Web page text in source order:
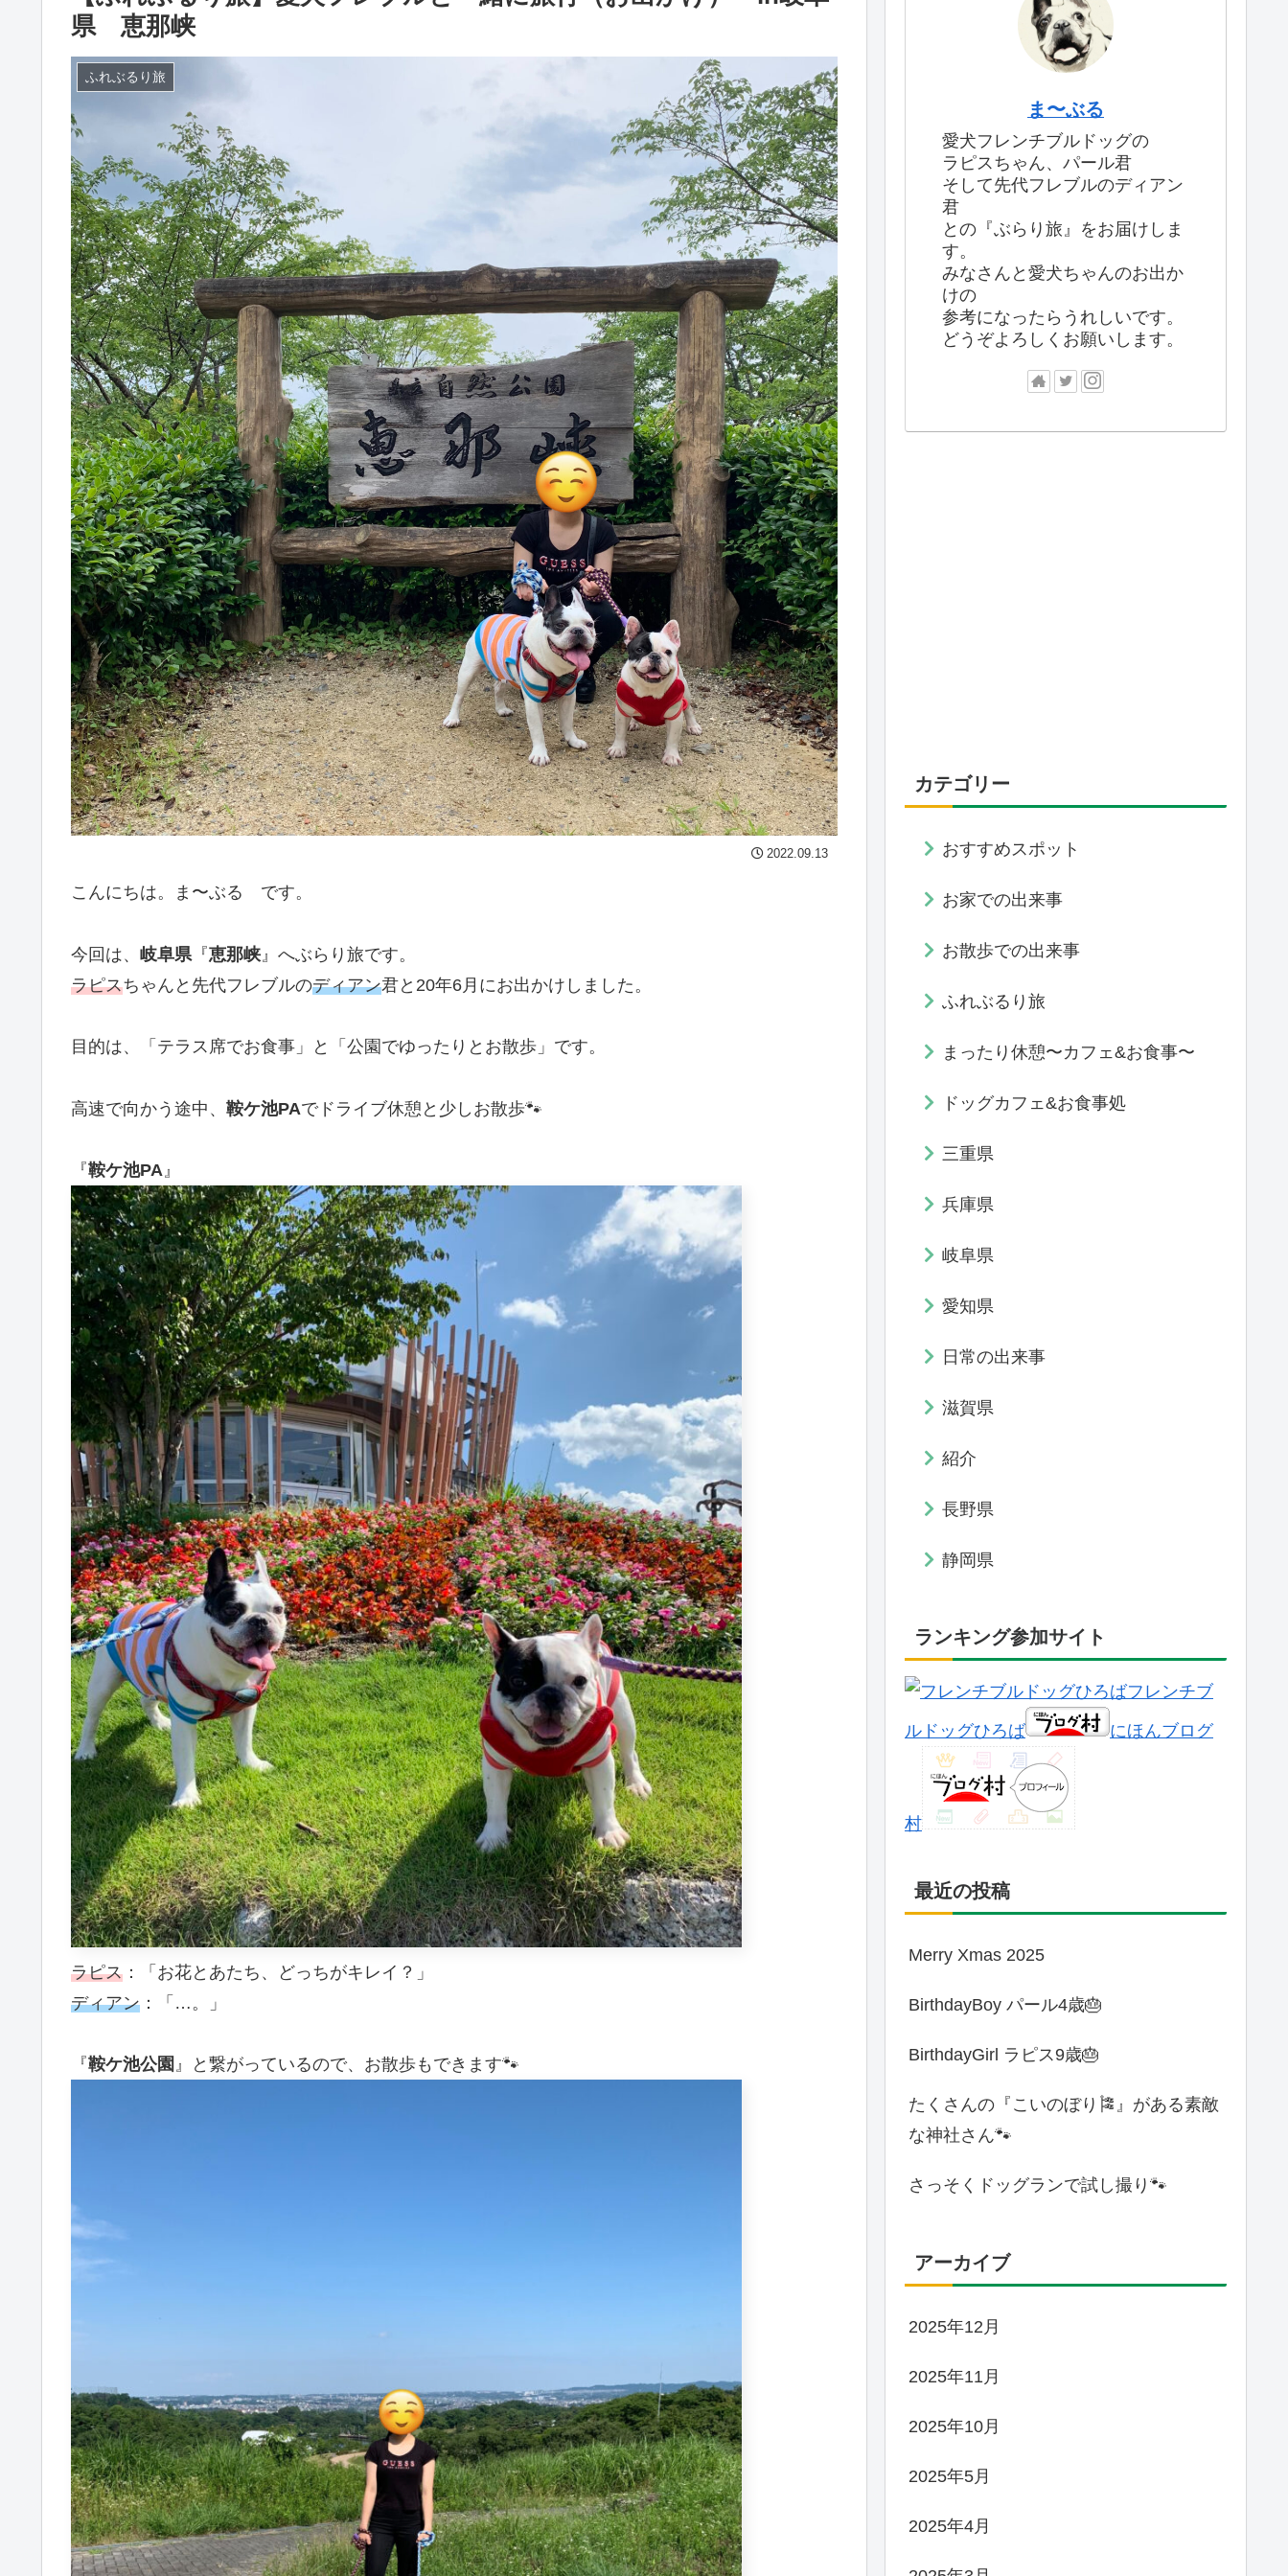
県 恵那峡
ふれぶるり旅
2022.09.13
こんにちは。ま〜ぶる です。
今回は、 岐阜県 『恵那峡 』へぶらり旅です。
ラピスちゃんと先代フレブルのディアン君と20年6月にお出かけしました。
目的は、「テラス席でお食事」と「公園でゆったりとお散歩」です。
高速で向かう途中、 鞍ケ池PAでドライブ休憩と少しお散歩🐾
『鞍ケ池PA』
ラピス ：「お花とあたち、どっちがキレイ？」
ディアン ：「…。」
『鞍ケ池公園 』と繋がっているので、お散歩もできます🐾
ま〜ぶる
愛犬フレンチブルドッグの
ラピスちゃん、パール君
そして先代フレブルのディアン
君
との『ぶらり旅』をお届けしま
す。
みなさんと愛犬ちゃんのお出か
けの
参考になったらうれしいです。
どうぞよろしくお願いします。
カテゴリー
おすすめスポット
お家での出来事
お散歩での出来事
ふれぶるり旅
まったり休憩〜カフェ&お食事〜
ドッグカフェ&お食事処
三重県
兵庫県
岐阜県
愛知県
日常の出来事
滋賀県
紹介
長野県
静岡県
ランキング参加サイト
フレンチブ
ルドッグひろば にほんブログ
村
最近の投稿
Merry Xmas 2025
BirthdayBoy パール4歳🎂
BirthdayGirl ラピス9歳🎂
たくさんの『こいのぼり🎏』がある素敵
な神社さん🐾
さっそくドッグランで試し撮り🐾
アーカイブ
2025年12月
2025年11月
2025年10月
2025年5月
2025年4月